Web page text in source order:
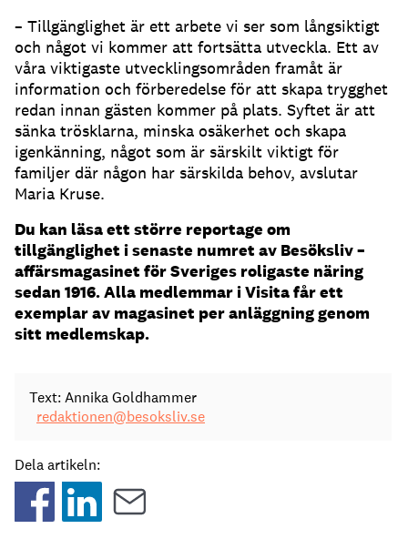
– Tillgänglighet är ett arbete vi ser som långsiktigt
och något vi kommer att fortsätta utveckla. Ett av
våra viktigaste utvecklingsområden framåt är
information och förberedelse för att skapa trygghet
redan innan gästen kommer på plats. Syftet är att
sänka trösklarna, minska osäkerhet och skapa
igenkänning, något som är särskilt viktigt för
familjer där någon har särskilda behov, avslutar
Maria Kruse.
Du kan läsa ett större reportage om
tillgänglighet i senaste numret av Besöksliv –
affärsmagasinet för Sveriges roligaste näring
sedan 1916. Alla medlemmar i Visita får ett
exemplar av magasinet per anläggning genom
sitt medlemskap.
Text: Annika Goldhammer
redaktionen@besoksliv.se
Dela artikeln: